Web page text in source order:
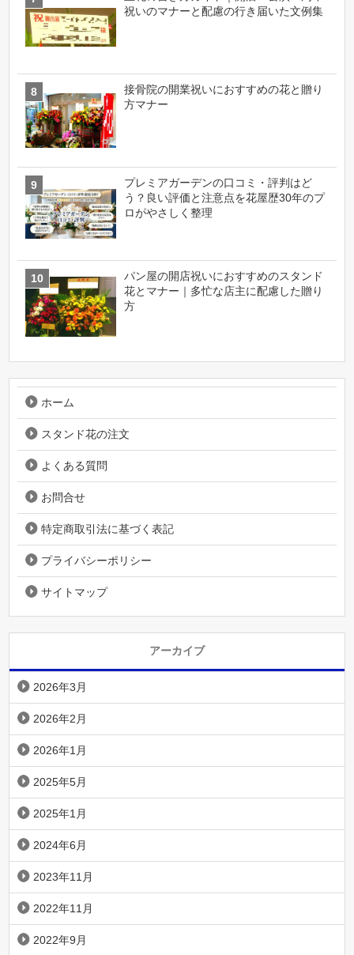
祝いのマナーと配慮の行き届いた文例集
接骨院の開業祝いにおすすめの花と贈り
方マナー
プレミアガーデンの口コミ・評判はど
う？良い評価と注意点を花屋歴30年のプ
ロがやさしく整理
パン屋の開店祝いにおすすめのスタンド
花とマナー｜多忙な店主に配慮した贈り
方
ホーム
スタンド花の注文
よくある質問
お問合せ
特定商取引法に基づく表記
プライバシーポリシー
サイトマップ
アーカイブ
2026年3月
2026年2月
2026年1月
2025年5月
2025年1月
2024年6月
2023年11月
2022年11月
2022年9月